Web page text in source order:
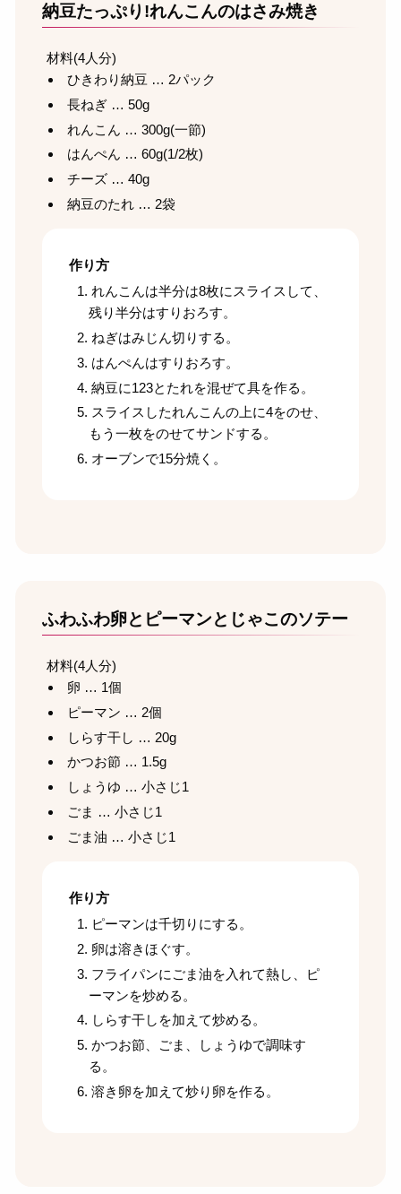
納豆たっぷり!れんこんのはさみ焼き
材料(4人分)
ひきわり納豆 … 2パック
長ねぎ … 50g
れんこん … 300g(一節)
はんぺん … 60g(1/2枚)
チーズ … 40g
納豆のたれ … 2袋
作り方
れんこんは半分は8枚にスライスして、
残り半分はすりおろす。
ねぎはみじん切りする。
はんぺんはすりおろす。
納豆に123とたれを混ぜて具を作る。
スライスしたれんこんの上に4をのせ、
もう一枚をのせてサンドする。
オーブンで15分焼く。
ふわふわ卵とピーマンとじゃこのソテー
材料(4人分)
卵 … 1個
ピーマン … 2個
しらす干し … 20g
かつお節 … 1.5g
しょうゆ … 小さじ1
ごま … 小さじ1
ごま油 … 小さじ1
作り方
ピーマンは千切りにする。
卵は溶きほぐす。
フライパンにごま油を入れて熱し、ピ
ーマンを炒める。
しらす干しを加えて炒める。
かつお節、ごま、しょうゆで調味す
る。
溶き卵を加えて炒り卵を作る。